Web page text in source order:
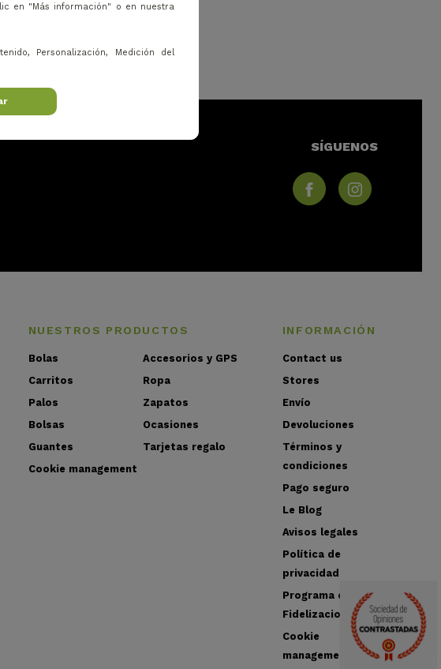
SÍGUENOS
NUESTROS PRODUCTOS
Bolas
Accesorios y GPS
Carritos
Ropa
Palos
Zapatos
Bolsas
Ocasiones
Guantes
Tarjetas regalo
Cookie management
INFORMACIÓN
Contact us
Stores
Envío
Devoluciones
Términos y
condiciones
Pago seguro
Le Blog
Avisos legales
Política de
privacidad
Programa de
Fidelizacion
Cookie
management
en "Más información" o en nuestra
Personalización, Medición del